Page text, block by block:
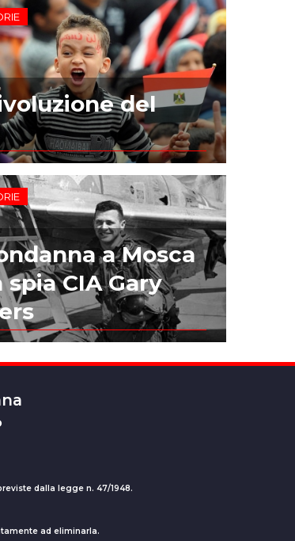
del
a Mosca
spia CIA Gary
dalla legge n. 47/1948.
ad eliminarla.